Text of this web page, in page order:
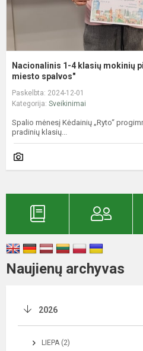
Nacionalinis 1-4 klasių mokinių
miesto spalvos"
Paskelbta: 2024-12-01
Kategorija: Sveikinimai
Spalio mėnesį Kėdainių „Ryto“
pradinių klasių...
Naujienų archyvas
2026
LIEPA (2)